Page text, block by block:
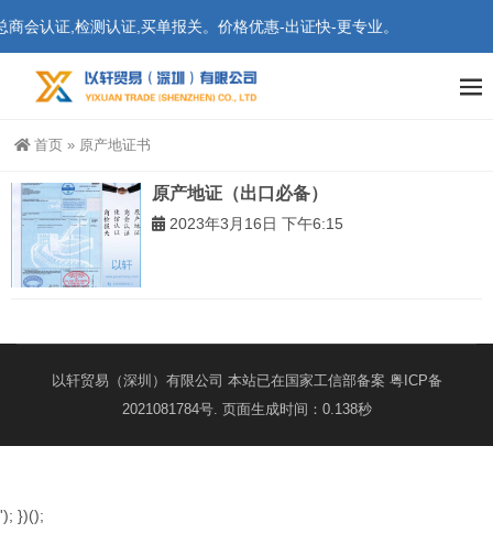
会认证,检测认证,买单报关。价格优惠-出证快-更专业。
首页 » 原产地证书
原产地证（出口必备）
2023年3月16日 下午6:15
以轩贸易（深圳）有限公司 本站已在国家工信部备案 粤ICP备
2021081784号. 页面生成时间：0.138秒
'); })();